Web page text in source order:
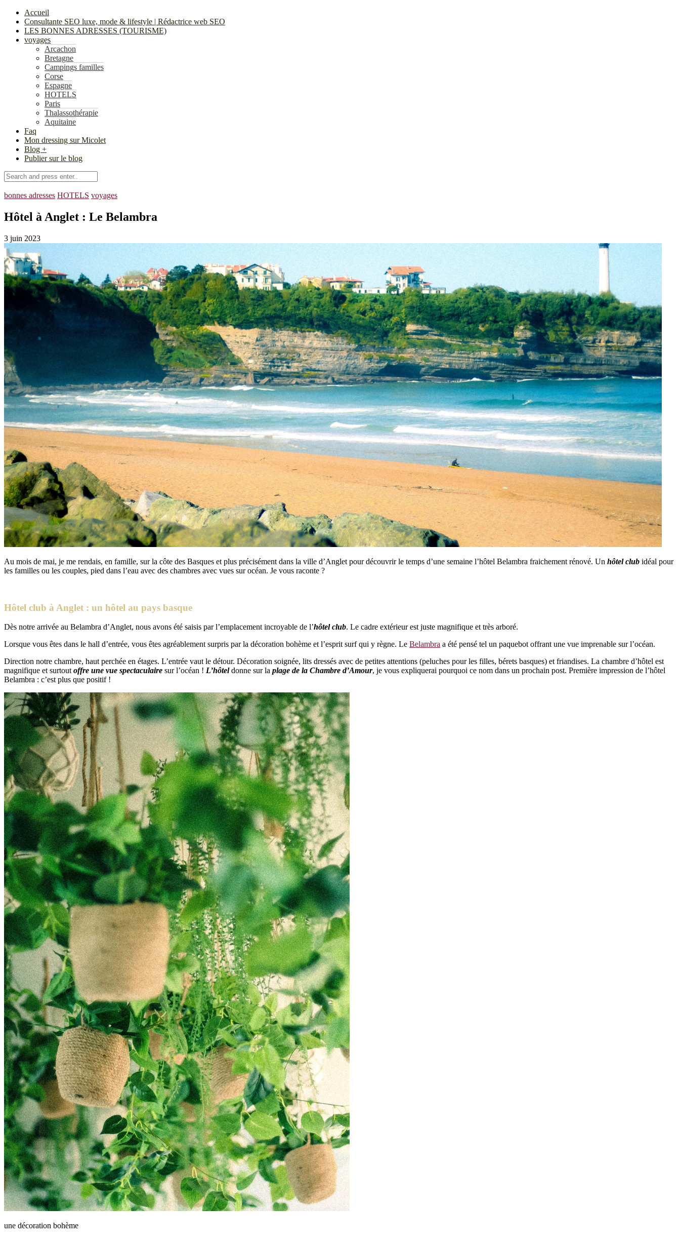
Accueil
Consultante SEO luxe, mode & lifestyle | Rédactrice web SEO
LES BONNES ADRESSES (TOURISME)
voyages
Arcachon
Bretagne
Campings familles
Corse
Espagne
HOTELS
Paris
Thalassothérapie
Aquitaine
Faq
Mon dressing sur Micolet
Blog +
Publier sur le blog
bonnes adresses HOTELS voyages
Hôtel à Anglet : Le Belambra
3 juin 2023
Au mois de mai, je me rendais, en famille, sur la côte des Basques et plus précisément dans la ville d’Anglet pour découvrir le temps d’une semaine l’hôtel Belambra fraichement rénové. Un hôtel club idéal pour
les familles ou les couples, pied dans l’eau avec des chambres avec vues sur océan. Je vous raconte ?
Hôtel club à Anglet : un hôtel au pays basque
Dès notre arrivée au Belambra d’Anglet, nous avons été saisis par l’emplacement incroyable de l’hôtel club. Le cadre extérieur est juste magnifique et très arboré.
Lorsque vous êtes dans le hall d’entrée, vous êtes agréablement surpris par la décoration bohème et l’esprit surf qui y règne. Le Belambra a été pensé tel un paquebot offrant une vue imprenable sur l’océan.
Direction notre chambre, haut perchée en étages. L’entrée vaut le détour. Décoration soignée, lits dressés avec de petites attentions (peluches pour les filles, bérets basques) et friandises. La chambre d’hôtel est
magnifique et surtout offre une vue spectaculaire sur l’océan ! L’hôteldonne sur la plage de la Chambre d’Amour, je vous expliquerai pourquoi ce nom dans un prochain post. Première impression de l’hôtel
Belambra : c’est plus que positif !
une décoration bohème